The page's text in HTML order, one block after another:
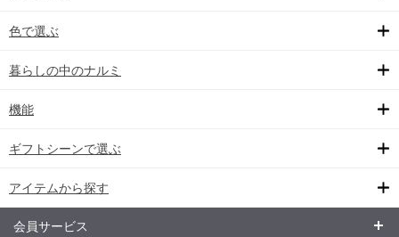
色で選ぶ
暮らしの中のナルミ
機能
ギフトシーンで選ぶ
アイテムから探す
会員サービス